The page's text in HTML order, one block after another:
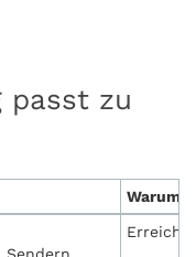
passt zu
Warum